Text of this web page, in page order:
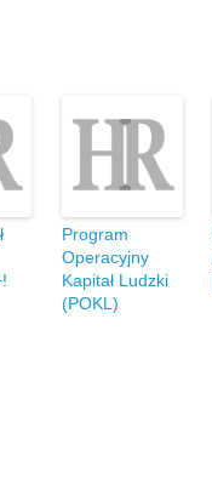
Program
Operacyjny
Kapitał Ludzki
(POKL)